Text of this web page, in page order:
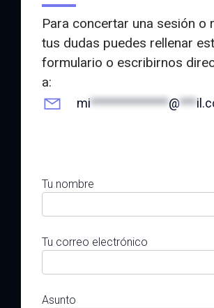
Para concertar una sesión o
tus dudas puedes rellenar
formulario o escribirnos
a:
mi**************@***
Tu nombre
Tu correo electrónico
Asunto